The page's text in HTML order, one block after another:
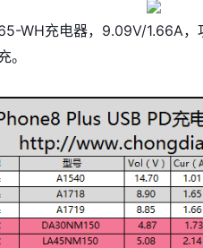
WH充电器，9.09V/1.66A，
。